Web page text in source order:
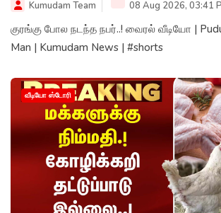
Kumudam Team 08 Aug 2026, 03:41
குரங்கு போல நடந்த நபர்..! வைரல் வீடியோ |
Man | Kumudam News | #shorts
வீடியோ ஸ்டோரி